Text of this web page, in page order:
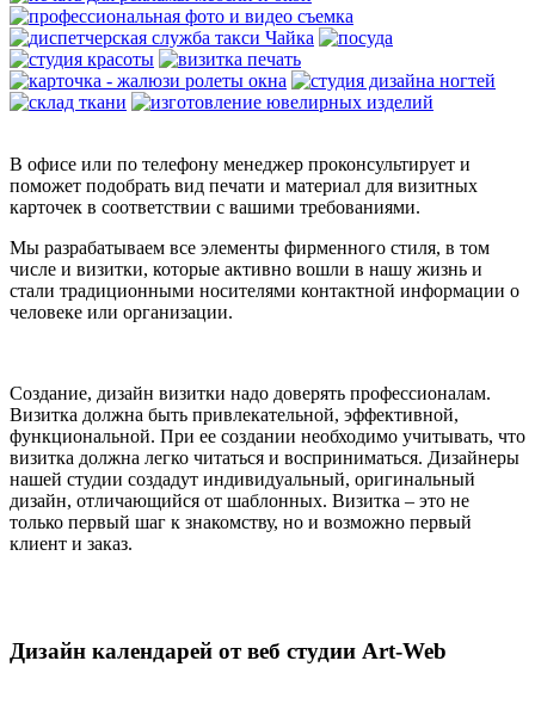
В офисе или по телефону менеджер проконсультирует и
поможет подобрать вид печати и материал для визитных
карточек в соответствии с вашими требованиями.
Мы разрабатываем все элементы фирменного стиля, в том
числе и визитки, которые активно вошли в нашу жизнь и
стали традиционными носителями контактной информации о
человеке или организации.
Создание, дизайн визитки надо доверять профессионалам.
Визитка должна быть привлекательной, эффективной,
функциональной. При ее создании необходимо учитывать, что
визитка должна легко читаться и восприниматься. Дизайнеры
нашей студии создадут индивидуальный, оригинальный
дизайн, отличающийся от шаблонных. Визитка – это не
только первый шаг к знакомству, но и возможно первый
клиент и заказ.
Дизайн календарей от веб студии Art-Web